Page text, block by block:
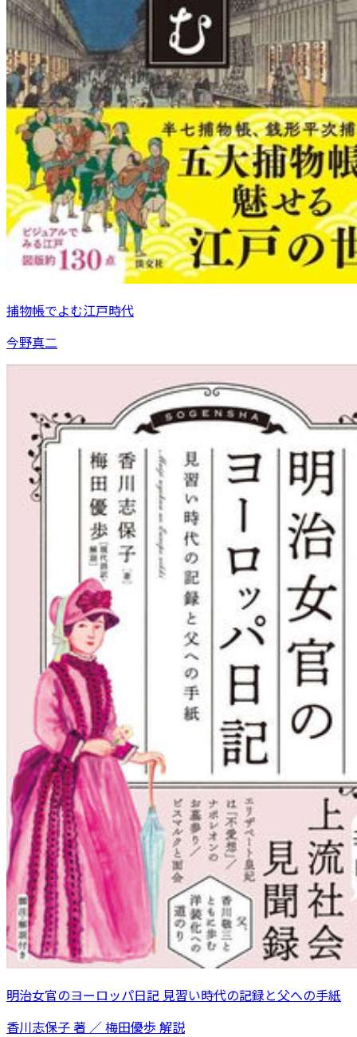
捕物帳でよむ江戸時代
今野真二
明治女官のヨーロッパ日記 見習い時代の記録と父への手紙
香川志保子 著 ／ 梅田優歩 解説